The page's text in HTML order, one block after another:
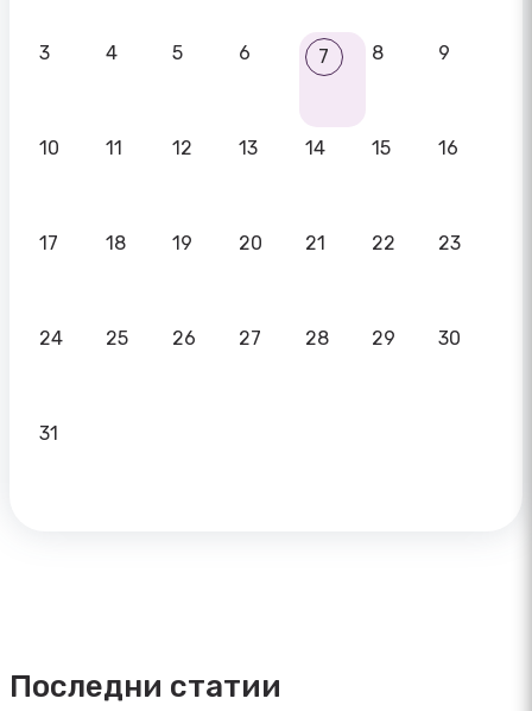
3 4 5 6 7 8 9
10 11 12 13 14 15 16
17 18 19 20 21 22 23
24 25 26 27 28 29 30
31
Последни статии